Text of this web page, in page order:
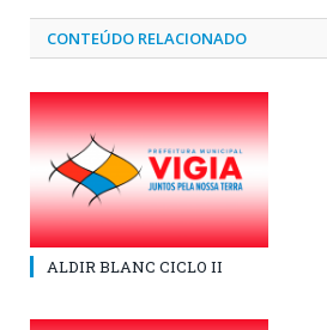
CONTEÚDO RELACIONADO
ALDIR BLANC CICLO II